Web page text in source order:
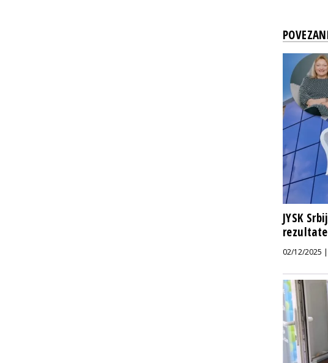
JYSK
rezultate
02/12/2025